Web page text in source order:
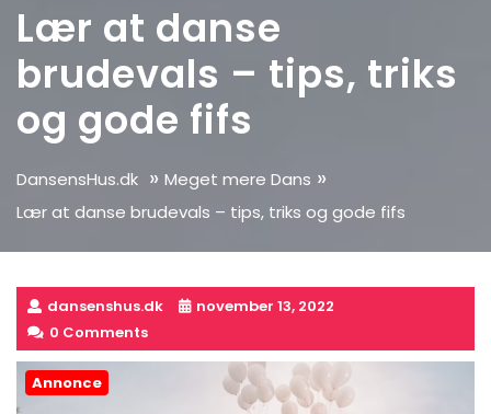
Lær at danse
brudevals – tips, triks
og gode fifs
DansensHus.dk » Meget mere Dans »
Lær at danse brudevals – tips, triks og gode fifs
dansenshus.dk
november 13, 2022
0 Comments
Annonce